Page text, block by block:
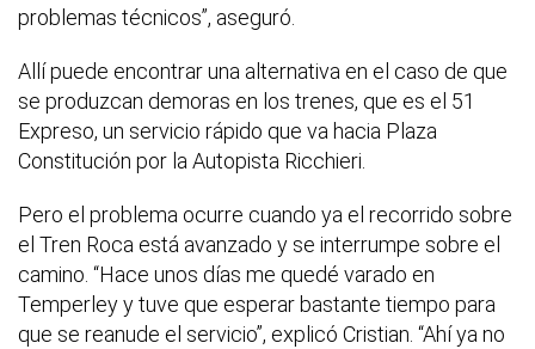
problemas técnicos”, aseguró.
Allí puede encontrar una alternativa en el caso de que
se produzcan demoras en los trenes, que es el 51
Expreso, un servicio rápido que va hacia Plaza
Constitución por la Autopista Ricchieri.
Pero el problema ocurre cuando ya el recorrido sobre
el Tren Roca está avanzado y se interrumpe sobre el
camino. “Hace unos días me quedé varado en
Temperley y tuve que esperar bastante tiempo para
que se reanude el servicio”, explicó Cristian. “Ahí ya no